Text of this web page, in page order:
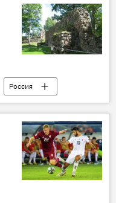
Россия